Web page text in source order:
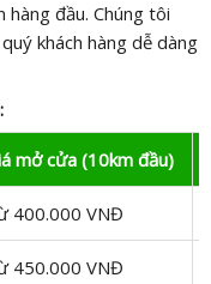
hàng đầu. Chúng tôi
khách hàng dễ dàng
mở cửa (10km đầu)
400.000 VNĐ
450.000 VNĐ